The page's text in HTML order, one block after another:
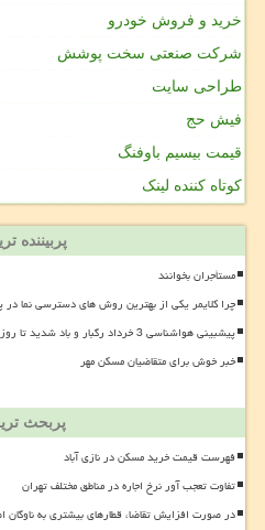
خرید و فروش خودرو
شرکت صنعتی سخت پوشش
طراحی سایت
فیش حج
قیمت بیسیم باوفنگ
کوتاه کننده لینک
پربیننده
مستأجران بخوانند
چرا کلایمر یکی از بهترین روش های دسترسی نما در
پیشبینی هواشناسی 3 خرداد رگبار و باد شدید تا روز سه شنبه ادامه دارد
خبر خوش برای متقاضیان مسکن مهر
پربحث
فهرست قیمت خرید مسکن در نازی آباد
تفاوت تعجب آور نرخ اجاره در مناطق مختلف تهران
در صورت افزایش تقاضا، قطارهای بیشتری به